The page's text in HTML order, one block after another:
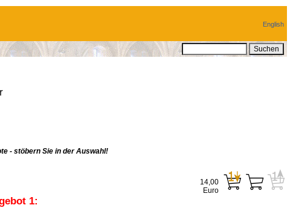
English
- stöbern Sie in der Auswahl!
1:
14,00
Euro